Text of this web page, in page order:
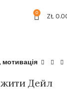
0 ZŁ
мотивація
жити Дейл